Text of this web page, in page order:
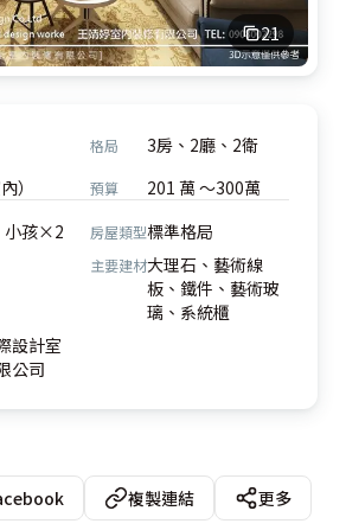
21
格局 3房、2廳、2衛
） 預算 201 萬 ～300萬
小孩×2 房屋類型標準格局
主要建材大理石、藝術線
板、鐵件、藝術玻
璃、系統櫃
設計室
公司
複製連結
更多